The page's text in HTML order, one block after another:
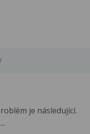
je následující.